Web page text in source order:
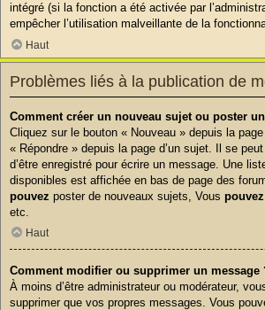
intégré (si la fonction a été activée par
empêcher l’utilisation malveillante de la
Haut
Problèmes liés à la publication de
Comment créer un nouveau sujet ou poster
Cliquez sur le bouton « Nouveau » depuis la page
« Répondre » depuis la page d’un sujet. Il se
d’être enregistré pour écrire un message. Une
disponibles est affichée en bas de page des
pouvez poster de nouveaux sujets, Vous pouvez
etc.
Haut
Comment modifier ou supprimer un message
À moins d’être administrateur ou modérateur,
supprimer que vos propres messages. Vous